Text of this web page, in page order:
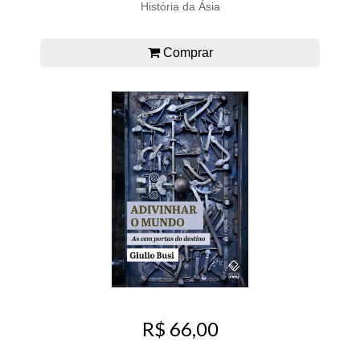
História da Ásia
Comprar
R$ 66,00